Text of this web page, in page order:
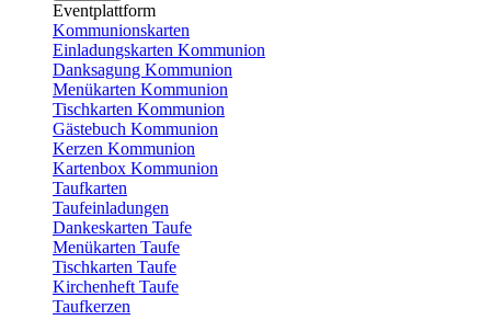
Eventplattform
Kommunionskarten
Einladungskarten Kommunion
Danksagung Kommunion
Menükarten Kommunion
Tischkarten Kommunion
Gästebuch Kommunion
Kerzen Kommunion
Kartenbox Kommunion
Taufkarten
Taufeinladungen
Dankeskarten Taufe
Menükarten Taufe
Tischkarten Taufe
Kirchenheft Taufe
Taufkerzen